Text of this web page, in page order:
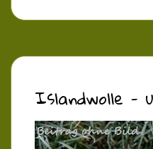
Islandwolle -